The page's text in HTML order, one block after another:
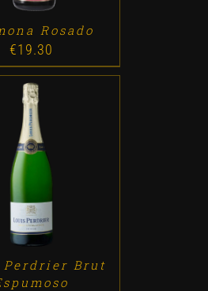
Rosado
€19.30
Perdrier Brut